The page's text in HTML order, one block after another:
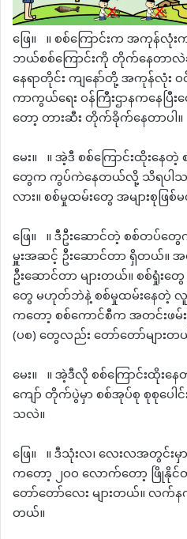
ဖြေ။ ။ စစ်ကြောင်းက အကုန်လုံ
ဘယ်စစ်ကြောင်းကို တိုက်နေတာလဲ
နေရာတိုင်း ကျနော်တို့ အကုန်လုံး
ကာကွယ်ရေး ဝန်ကြီးဌာနကနေပြီး
တော့ တားဆီး တိုက်ခိုက်နေတာပါ။
မေး။ ။ အဲ့ဒီ စစ်ကြောင်းထိုး
တွေက ကွပ်ကဲနေတယ်လို့ သိရပါသလဲ
လား။ စစ်မှုထမ်းတွေ အများစုဖြစ်
ဖြေ။ ။ ဒီဦးဆောင်တဲ့ စစ်တပ်တွေ
မှူးအဆင့် ဦးဆောင်တာ ရှိတယ်။ အမ
ဦးဆောင်တာ များတယ်။ စစ်ရှုံး
တွေ မဟုတ်ဘဲနဲ့ စစ်မှုထမ်းနေတဲ့ လူ
ကတော့ စစ်ကောင်စီက အတင်းဖမ်
(ပစ) တွေလည်း တော်တော်များတ
မေး။ ။ အဲ့ဒီလို စစ်ကြောင်းထိုးန
ကျော် တိုက်ပွဲမှာ စစ်အုပ်စု စုစုပေ
သလဲ။
ဖြေ။ ။ ဒီသုံးလ၊ လေးလအတွင်းမှ
ကတော့ ၂၀၀ လောက်တော့ ဖြိုနို
တော်တော်လေး များတယ်။ လက်
တယ်။